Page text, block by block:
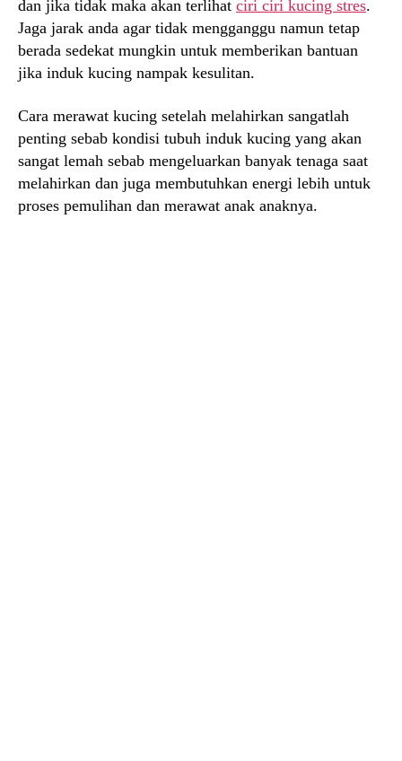
dan jika tidak maka akan terlihat ciri ciri kucing stres.
Jaga jarak anda agar tidak mengganggu namun tetap
berada sedekat mungkin untuk memberikan bantuan
jika induk kucing nampak kesulitan.
Cara merawat kucing setelah melahirkan sangatlah
penting sebab kondisi tubuh induk kucing yang akan
sangat lemah sebab mengeluarkan banyak tenaga saat
melahirkan dan juga membutuhkan energi lebih untuk
proses pemulihan dan merawat anak anaknya.